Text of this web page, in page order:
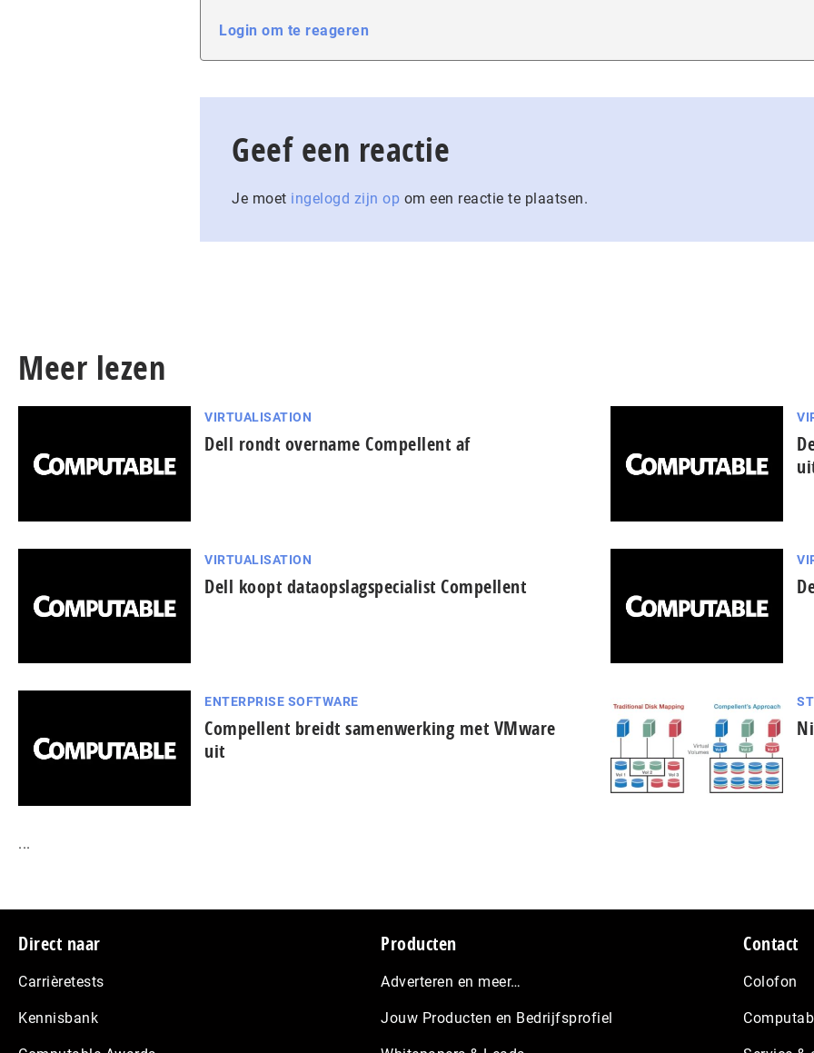
Login om te reageren
Geef een reactie
Je moet ingelogd zijn op om een reactie te plaatsen.
Meer lezen
VIRTUALISATION
Dell rondt overname Compellent af
VIRTUALISATION
Dell koopt dataopslagspecialist Compellent
ENTERPRISE SOFTWARE
Compellent breidt samenwerking met VMware
uit
...
Footer
Direct naar
Carrièretests
Kennisbank
Producten
Adverteren en meer…
Jouw Producten en Bedrijfsprofiel
Contact
Colofon